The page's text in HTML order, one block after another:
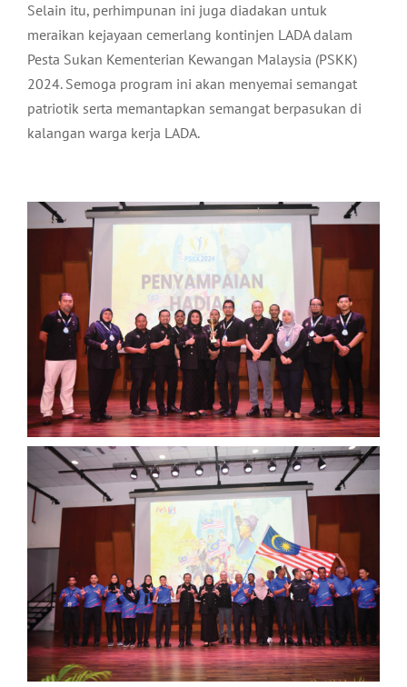
Selain itu, perhimpunan ini juga diadakan untuk
meraikan kejayaan cemerlang kontinjen LADA dalam
Pesta Sukan Kementerian Kewangan Malaysia (PSKK)
2024. Semoga program ini akan menyemai semangat
patriotik serta memantapkan semangat berpasukan di
kalangan warga kerja LADA.